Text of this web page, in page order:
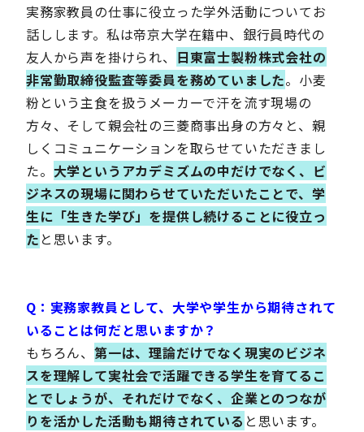
実務家教員の仕事に役立った学外活動についてお
話しします。私は帝京大学在籍中、銀行員時代の
友人から声を掛けられ、 日東富士製粉株式会社の
非常勤取締役監査等委員を務めていました。小麦
粉という主食を扱うメーカーで汗を流す現場の
方々、そして親会社の三菱商事出身の方々と、親
しくコミュニケーションを取らせていただきまし
た。 大学というアカデミズムの中だけでなく、ビ
ジネスの現場に関わらせていただいたことで、学
生に「生きた学び」を提供し続けることに役立っ
た と思います。
Q： 実務家教員として、大学や学生から期待されて
いることは何だと思いますか？
もちろん、第一は、理論だけでなく現実のビジネ
スを理解して実社会で活躍できる学生を育てるこ
とでしょうが、それだけでなく、企業とのつなが
りを活かした活動も期待されている と思います。